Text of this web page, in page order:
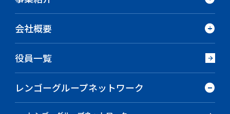
会社概要
役員一覧
レンゴーグループネットワーク